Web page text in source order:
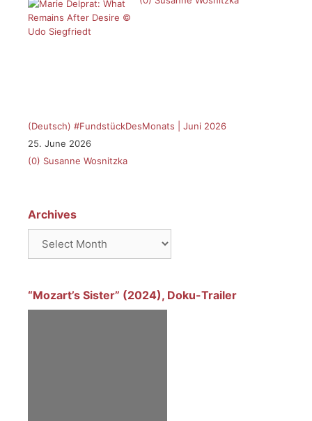
(Deutsch) #FundstückDesMonats | Juni 2026
25. June 2026
(0) Susanne Wosnitzka
Archives
“Mozart’s Sister” (2024), Doku-Trailer